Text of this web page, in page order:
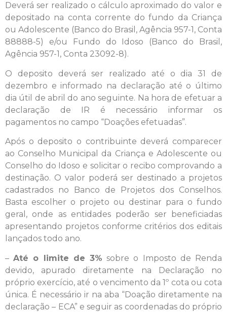
Deverá ser realizado o cálculo aproximado do valor e
depositado na conta corrente do fundo da Criança
ou Adolescente (Banco do Brasil, Agência 957-1, Conta
88888-5) e/ou Fundo do Idoso (Banco do Brasil,
Agência 957-1, Conta 23092-8).
O deposito deverá ser realizado até o dia 31 de
dezembro e informado na declaração até o último
dia útil de abril do ano seguinte. Na hora de efetuar a
declaração de IR é necessário informar os
pagamentos no campo “Doações efetuadas”.
Após o deposito o contribuinte deverá comparecer
ao Conselho Municipal da Criança e Adolescente ou
Conselho do Idoso e solicitar o recibo comprovando a
destinação. O valor poderá ser destinado a projetos
cadastrados no Banco de Projetos dos Conselhos.
Basta escolher o projeto ou destinar para o fundo
geral, onde as entidades poderão ser beneficiadas
apresentando projetos conforme critérios dos editais
lançados todo ano.
–Até o limite de 3% sobre o Imposto de Renda
devido, apurado diretamente na Declaração no
próprio exercício, até o vencimento da 1º cota ou cota
única. É necessário ir na aba “Doação diretamente na
declaração – ECA” e seguir as coordenadas do próprio